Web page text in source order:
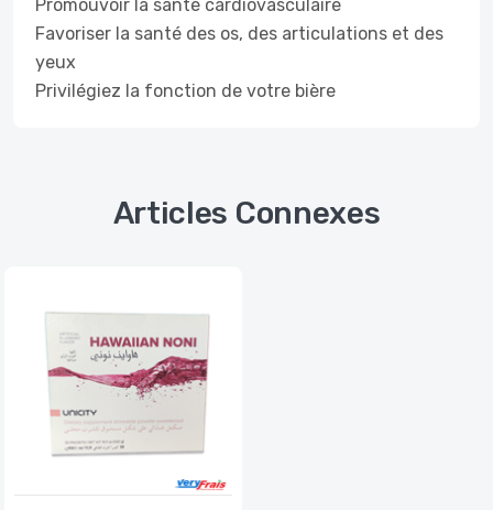
Promouvoir la santé cardiovasculaire
Favoriser la santé des os, des articulations et des
yeux
Privilégiez la fonction de votre bière
Articles Connexes